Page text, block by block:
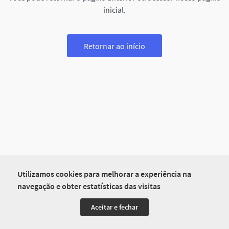
Utilizamos cookies para melhorar a experiência na
navegação e obter estatísticas das visitas
Aceitar e fechar
inicial.
Retornar ao início